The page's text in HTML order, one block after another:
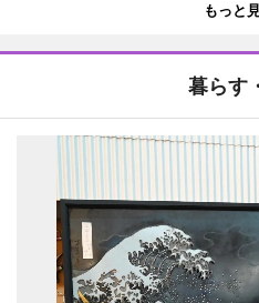
もっと
暮らす